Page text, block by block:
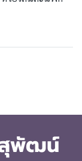
สุพัฒน์